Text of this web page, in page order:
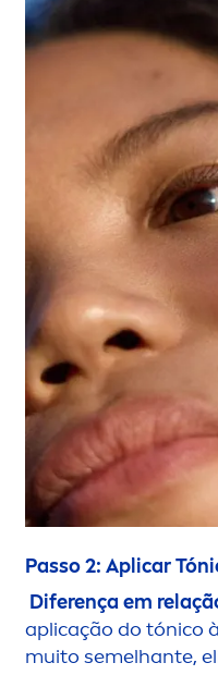
Passo 2: Aplicar
Diferença em
aplicação do tónico
muito semelhante,